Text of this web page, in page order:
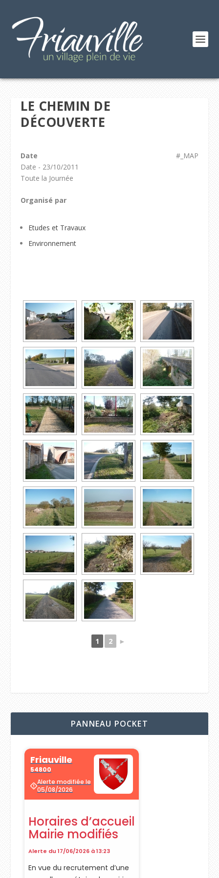
LE CHEMIN DE
DÉCOUVERTE
#_MAP
Date
Date - 23/10/2011
Toute la Journée
Organisé par
Etudes et Travaux
Environnement
1 2 ►
PANNEAU POCKET